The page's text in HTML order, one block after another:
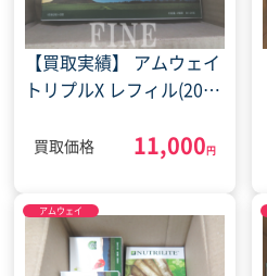
【買取実績】 アムウェイ
トリプルX レフィル(2022
買取価格 11,000円
アムウェイ